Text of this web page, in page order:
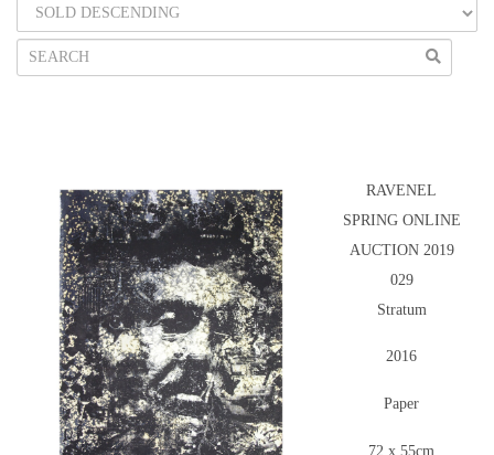
RAVENEL
SPRING ONLINE
AUCTION 2019
029
Stratum
2016
Paper
72 x 55cm